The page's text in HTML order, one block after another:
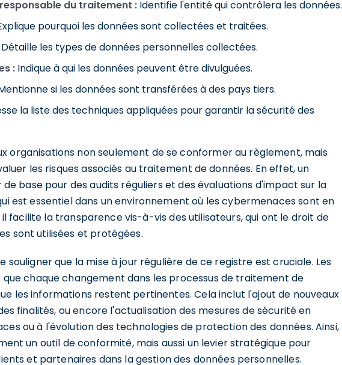
du traitement : Identifie l'entité qui contrôlera les données.
pourquoi les données sont collectées et traitées.
Détaille les types de données personnelles collectées.
: Indique à qui les données peuvent être divulguées.
si les données sont transférées à des pays tiers.
la liste des techniques appliquées pour garantir la sécurité des
organisations non seulement de se conformer au règlement, mais
les risques associés au traitement de données. En effet, un
base pour des audits réguliers et des évaluations d'impact sur la
est essentiel dans un environnement où les cybermenaces sont en
facilite la transparence vis-à-vis des utilisateurs, qui ont le droit de
sont utilisées et protégées.
que la mise à jour régulière de ce registre est cruciale. Les
chaque changement dans les processus de traitement de
les informations restent pertinentes. Cela inclut l'ajout de nouveaux
finalités, ou encore l'actualisation des mesures de sécurité en
ou à l'évolution des technologies de protection des données. Ainsi,
un outil de conformité, mais aussi un levier stratégique pour
et partenaires dans la gestion des données personnelles.